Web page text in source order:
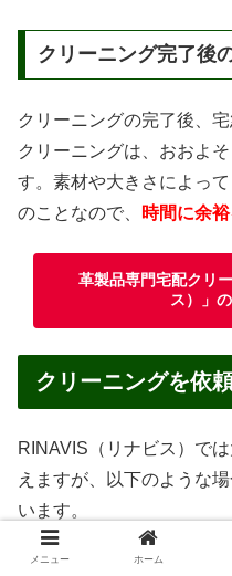
クリーニング完了後
クリーニングの完了後、
クリーニングは、おおよ
す。素材や大きさによっ
のことなので、
時間に余
革製品専門宅配クリ
ス）」
クリーニングを依
RINAVIS（リナビス）で
えますが、以下のような
います。
汚物・嘔吐物がついた
メニュー ホーム